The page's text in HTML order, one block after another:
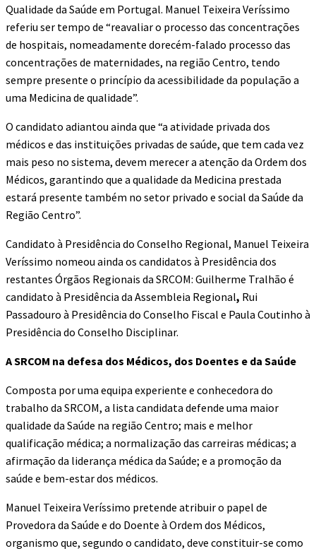
Qualidade da Saúde em Portugal. Manuel Teixeira Veríssimo
referiu ser tempo de “reavaliar o processo das concentrações
de hospitais, nomeadamente dorecém-falado processo das
concentrações de maternidades, na região Centro, tendo
sempre presente o princípio da acessibilidade da população a
uma Medicina de qualidade”.
O candidato adiantou ainda que “a atividade privada dos
médicos e das instituições privadas de saúde, que tem cada vez
mais peso no sistema, devem merecer a atenção da Ordem dos
Médicos, garantindo que a qualidade da Medicina prestada
estará presente também no setor privado e social da Saúde da
Região Centro”.
Candidato à Presidência do Conselho Regional, Manuel Teixeira
Veríssimo nomeou ainda os candidatos à Presidência dos
restantes Órgãos Regionais da SRCOM: Guilherme Tralhão é
candidato à Presidência da Assembleia Regional, Rui
Passadouro à Presidência do Conselho Fiscal e Paula Coutinho à
Presidência do Conselho Disciplinar.
A SRCOM na defesa dos Médicos, dos Doentes e da Saúde
Composta por uma equipa experiente e conhecedora do
trabalho da SRCOM, a lista candidata defende uma maior
qualidade da Saúde na região Centro; mais e melhor
qualificação médica; a normalização das carreiras médicas; a
afirmação da liderança médica da Saúde; e a promoção da
saúde e bem-estar dos médicos.
Manuel Teixeira Veríssimo pretende atribuir o papel de
Provedora da Saúde e do Doente à Ordem dos Médicos,
organismo que, segundo o candidato, deve constituir-se como